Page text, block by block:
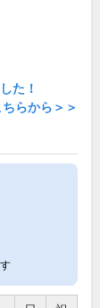
た！
ちらから＞＞